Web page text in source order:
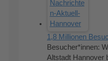
1,8 Millionen
Besucher*innen:
Altstadt Hannover